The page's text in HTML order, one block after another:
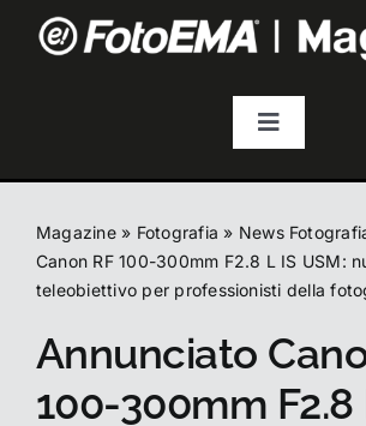
Toggle
Fotografia
Video & Streaming
Audio
Magazine» Fotografia » News
Canon RF 100-300mm F2.8 L IS USM:
teleobiettivo per professionisti della
Annunciato
100-300mm F2.8